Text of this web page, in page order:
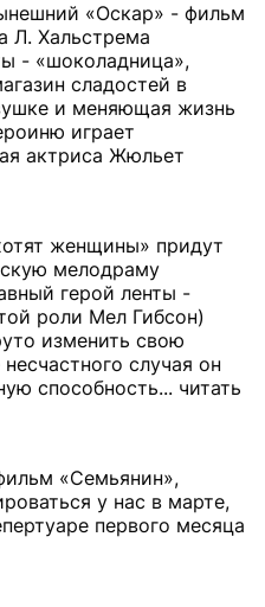
«Оскар» - фильм
Л. Хальстрема
- «шоколадница»,
сладостей в
и меняющая жизнь
играет
актриса Жюльет
женщины» придут
мелодраму
герой ленты -
роли Мел Гибсон)
изменить свою
случая он
способность... читать
«Семьянин»,
у нас в марте,
первого месяца